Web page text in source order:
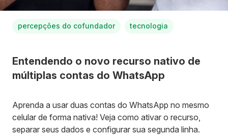
percepções do cofundador tecnologia
Entendendo o novo recurso nativo de
múltiplas contas do WhatsApp
Aprenda a usar duas contas do WhatsApp no mesmo
celular de forma nativa! Veja como ativar o recurso,
separar seus dados e configurar sua segunda linha.